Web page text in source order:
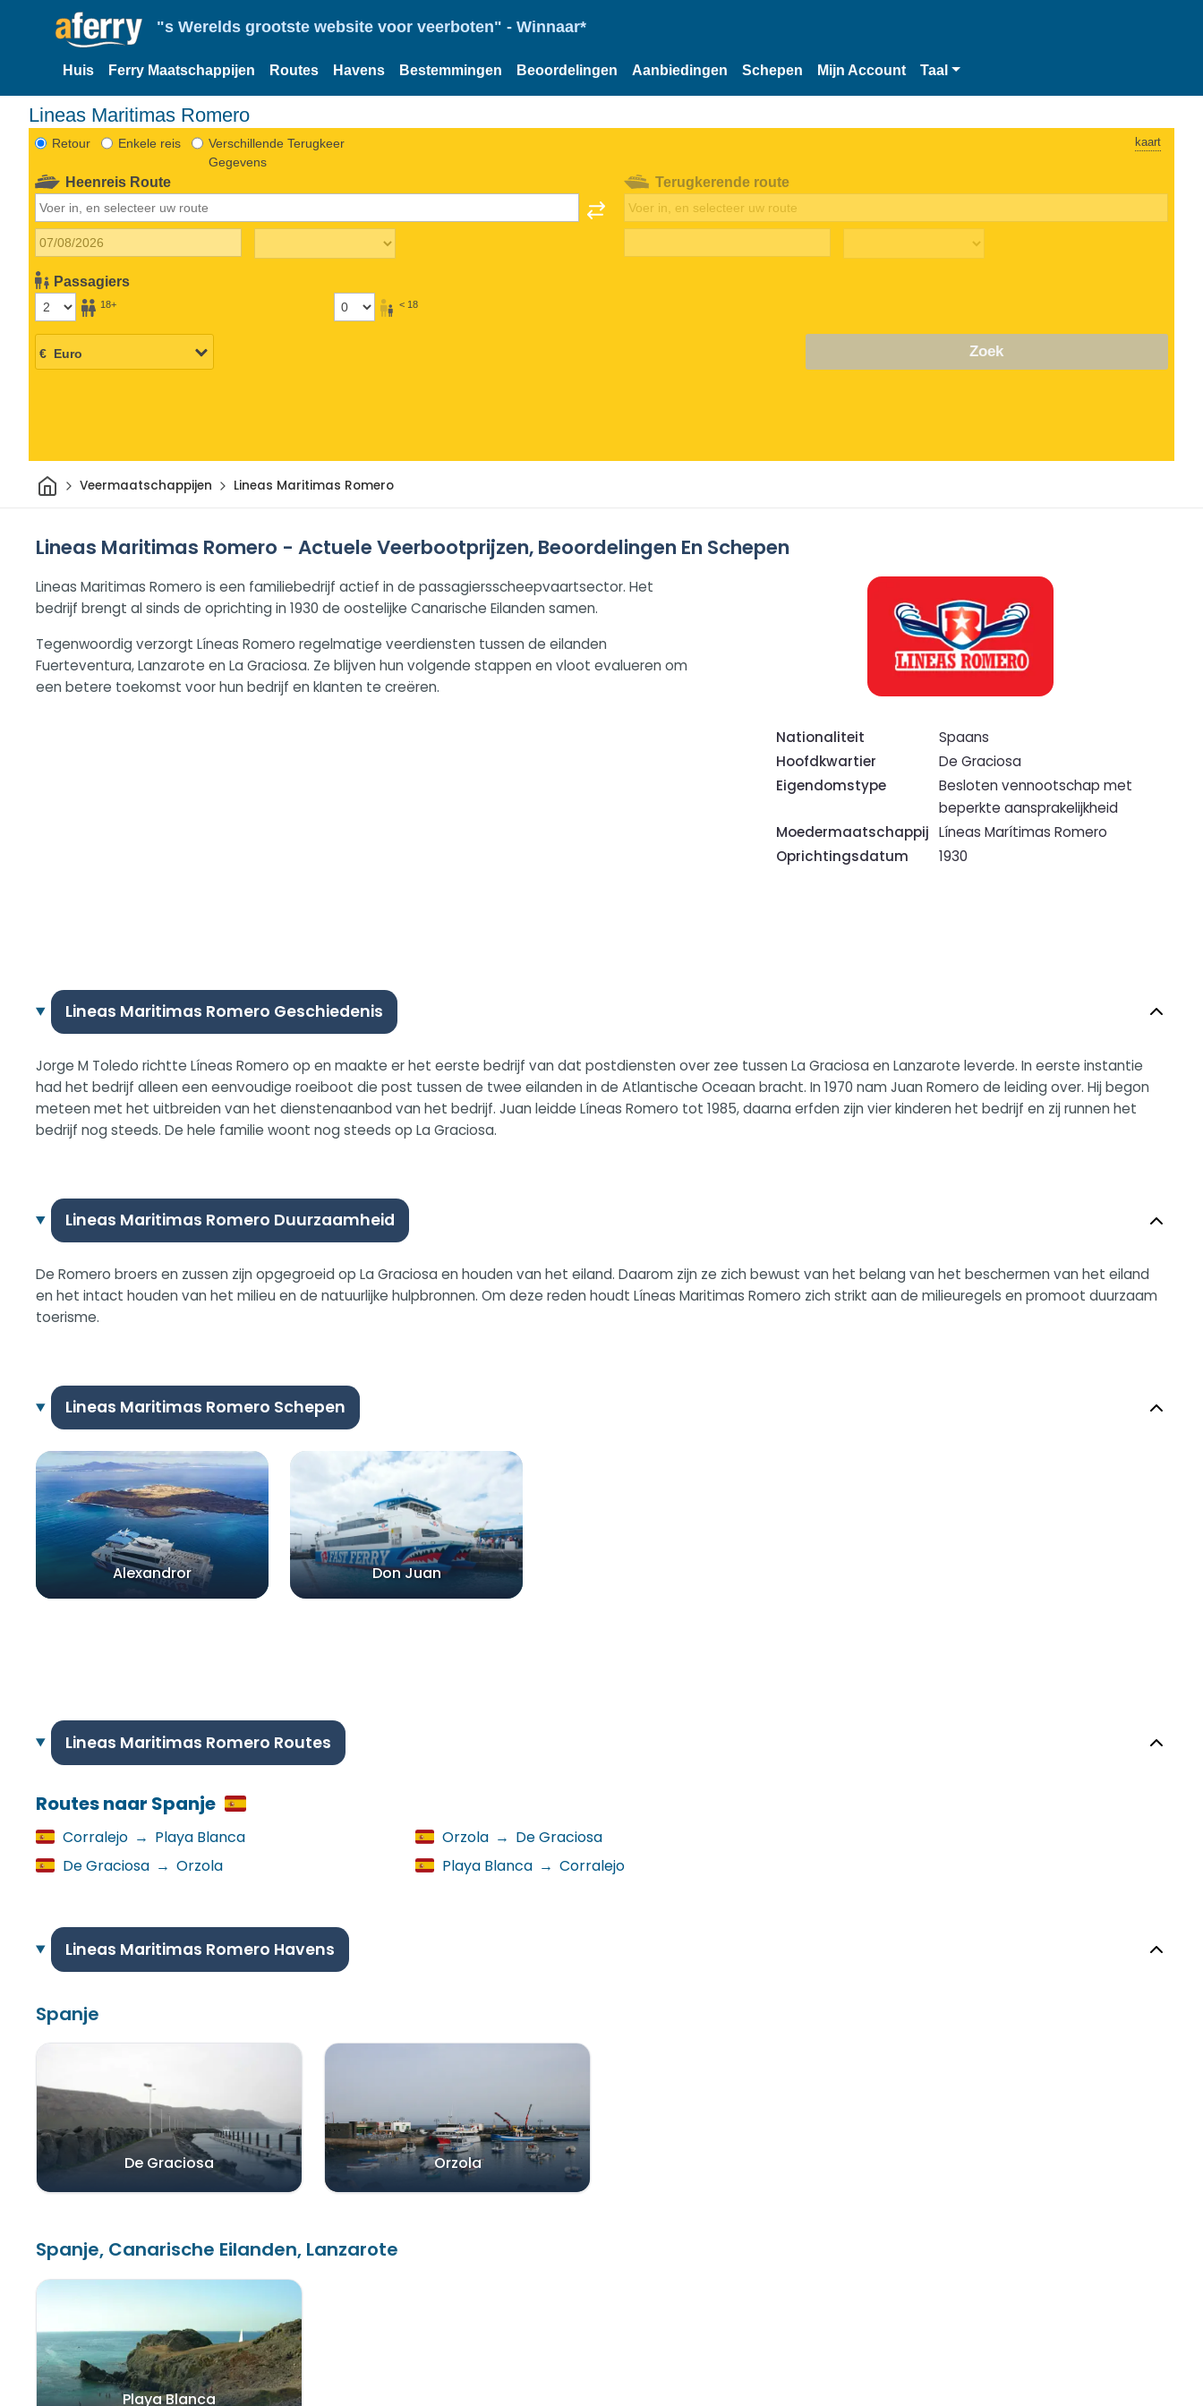
"s Werelds grootste website voor veerboten" - Winnaar*
Huis Ferry Maatschappijen Routes Havens Bestemmingen Beoordelingen Aanbiedingen Schepen Mijn Account Taal
Lineas Maritimas Romero
Retour Enkele reis
Verschillende Terugkeer
Gegevens
kaart
Heenreis Route
Passagiers
18+ < 18
Terugkerende route
Zoek
ThuisVeermaatschappijen Lineas Maritimas Romero
Lineas Maritimas Romero - Actuele Veerbootprijzen, Beoordelingen En Schepen
Lineas Maritimas Romero is een familiebedrijf actief in de passagiersscheepvaartsector. Het
bedrijf brengt al sinds de oprichting in 1930 de oostelijke Canarische Eilanden samen.
Tegenwoordig verzorgt Líneas Romero regelmatige veerdiensten tussen de eilanden
Fuerteventura, Lanzarote en La Graciosa. Ze blijven hun volgende stappen en vloot evalueren om
een betere toekomst voor hun bedrijf en klanten te creëren.
Nationaliteit
Spaans
Hoofdkwartier
De Graciosa
Eigendomstype
Besloten vennootschap met
beperkte aansprakelijkheid
Moedermaatschappij Líneas Marítimas Romero
Oprichtingsdatum
1930
Lineas Maritimas Romero Geschiedenis
Jorge M Toledo richtte Líneas Romero op en maakte er het eerste bedrijf van dat postdiensten over zee tussen La Graciosa en Lanzarote leverde. In eerste instantie
had het bedrijf alleen een eenvoudige roeiboot die post tussen de twee eilanden in de Atlantische Oceaan bracht. In 1970 nam Juan Romero de leiding over. Hij begon
meteen met het uitbreiden van het dienstenaanbod van het bedrijf. Juan leidde Líneas Romero tot 1985, daarna erfden zijn vier kinderen het bedrijf en zij runnen het
bedrijf nog steeds. De hele familie woont nog steeds op La Graciosa.
Lineas Maritimas Romero Duurzaamheid
De Romero broers en zussen zijn opgegroeid op La Graciosa en houden van het eiland. Daarom zijn ze zich bewust van het belang van het beschermen van het eiland
en het intact houden van het milieu en de natuurlijke hulpbronnen. Om deze reden houdt Líneas Maritimas Romero zich strikt aan de milieuregels en promoot duurzaam
toerisme.
Lineas Maritimas Romero Schepen
Alexandror Don Juan
Lineas Maritimas Romero Routes
Routes naar Spanje
Corralejo → Playa Blanca
De Graciosa → Orzola
Orzola → De Graciosa
Playa Blanca → Corralejo
Lineas Maritimas Romero Havens
Spanje
De Graciosa Orzola
Spanje, Canarische Eilanden, Lanzarote
Playa Blanca